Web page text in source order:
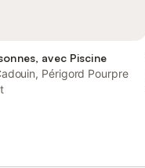
avec Piscine
Périgord Pourpre